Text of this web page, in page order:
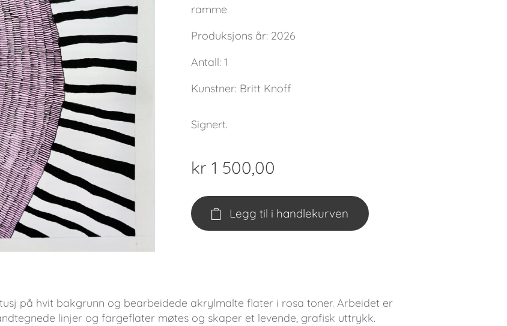
ramme
Produksjons år: 2026
Antall: 1
Kunstner: Britt Knoff
Signert.
kr1 500,00
Legg til i handlekurven
på hvit bakgrunn og bearbeidede akrylmalte flater i rosa toner. Arbeidet er
linjer og fargeflater møtes og skaper et levende, grafisk uttrykk.